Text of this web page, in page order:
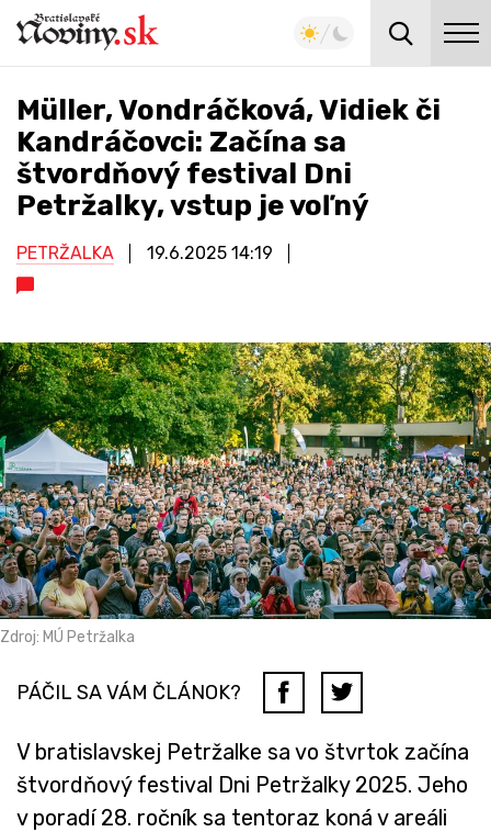
Müller, Vondráčková, Vidiek či
Kandráčovci: Začína sa
štvordňový festival Dni
Petržalky, vstup je voľný
PETRŽALKA 19.6.2025 14:19
Zdroj: MÚ Petržalka
PÁČIL SA VÁM ČLÁNOK?
V bratislavskej Petržalke sa vo štvrtok začína
štvordňový festival Dni Petržalky 2025. Jeho
v poradí 28. ročník sa tentoraz koná v areáli